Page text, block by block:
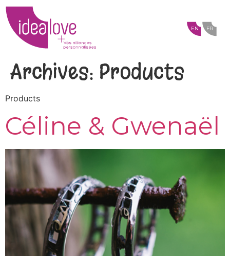
FR
EN
Archives: Products
Products
Céline & Gwenaël